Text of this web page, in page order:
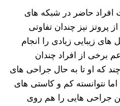
حاضر در شبکه های
پروتز نیز چندان تفاوتی
های زیبایی زیادی را انجام
برخی از افراد چندان
که او تا به حال جراحی های
نتوانسته کم و کاستی های
جراحی هایی را هم روی